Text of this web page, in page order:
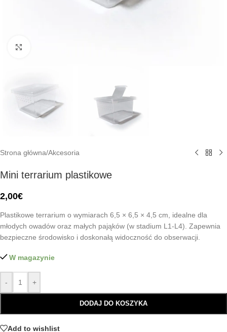
Strona główna/Akcesoria
Mini terrarium plastikowe
2,00€
Plastikowe terrarium o wymiarach 6,5 × 6,5 × 4,5 cm, idealne dla
młodych owadów oraz małych pająków (w stadium L1-L4). Zapewnia
bezpieczne środowisko i doskonałą widoczność do obserwacji.
W magazynie
- +
DODAJ DO KOSZYKA
Add to wishlist